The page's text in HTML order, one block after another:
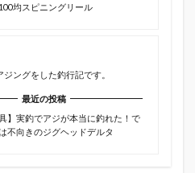
均スピニングリール
ジングをした釣行記です。
最近の投稿
】実釣でアジが本当に釣れた！で
不向きのジグヘッドデルタ